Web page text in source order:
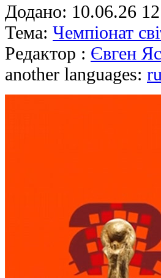
Додано: 10.06.26
Тема: Чемпіонат
Редактор : Євген
another languages: ru